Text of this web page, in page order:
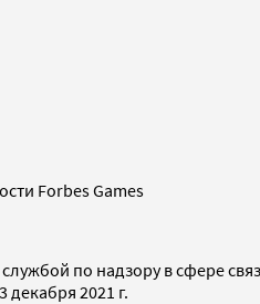
Forbes Games
по надзору в сфере
2021 г.